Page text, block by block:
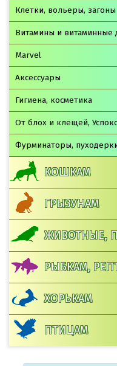
Клетки, вольеры, загоны
Витамины и витаминные
Marvel
Аксессуары
Гигиена, косметика
От блох и клещей,
Фурминаторы,
КОШКАМ
ГРЫЗУНАМ
ЖИВОТНЫЕ,
РЫБКАМ,
ХОРЬКАМ
ПТИЦАМ